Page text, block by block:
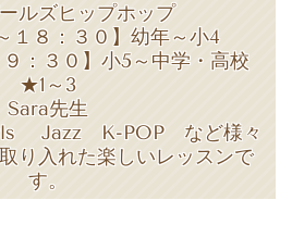
ルズヒップホップ
１８：３０】幼年～小4
９：３０】小5～中学・高校
★1～3
Sara先生
Jazz K-POP など様々
り入れた楽しいレッスンで
す。